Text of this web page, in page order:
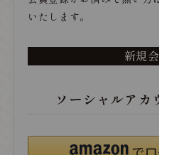
いたします。
新規会員登録
ソーシャルアカウン